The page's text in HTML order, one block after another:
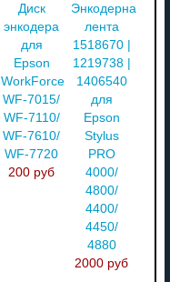
Диск
энкодера
для
Epson
WorkForce
WF-7015/
WF-7110/
WF-7610/
WF-7720
200 руб
Энкодерная
лента
1518670 |
1219738 |
1406540
для
Epson
Stylus
PRO
4000/
4800/
4400/
4450/
4880
2000 руб